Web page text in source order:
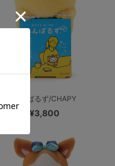
ふんばるず/CHAPY
¥3,800